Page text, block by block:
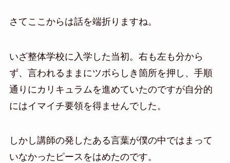
さてここからは話を端折りますね。
いざ整体学校に入学した当初。右も左も分から
ず、言われるままにツボらしき箇所を押し、手順
通りにカリキュラムを進めていたのですが自分的
にはイマイチ要領を得ませんでした。
しかし講師の発したある言葉が僕の中ではまって
いなかったピースをはめたのです。